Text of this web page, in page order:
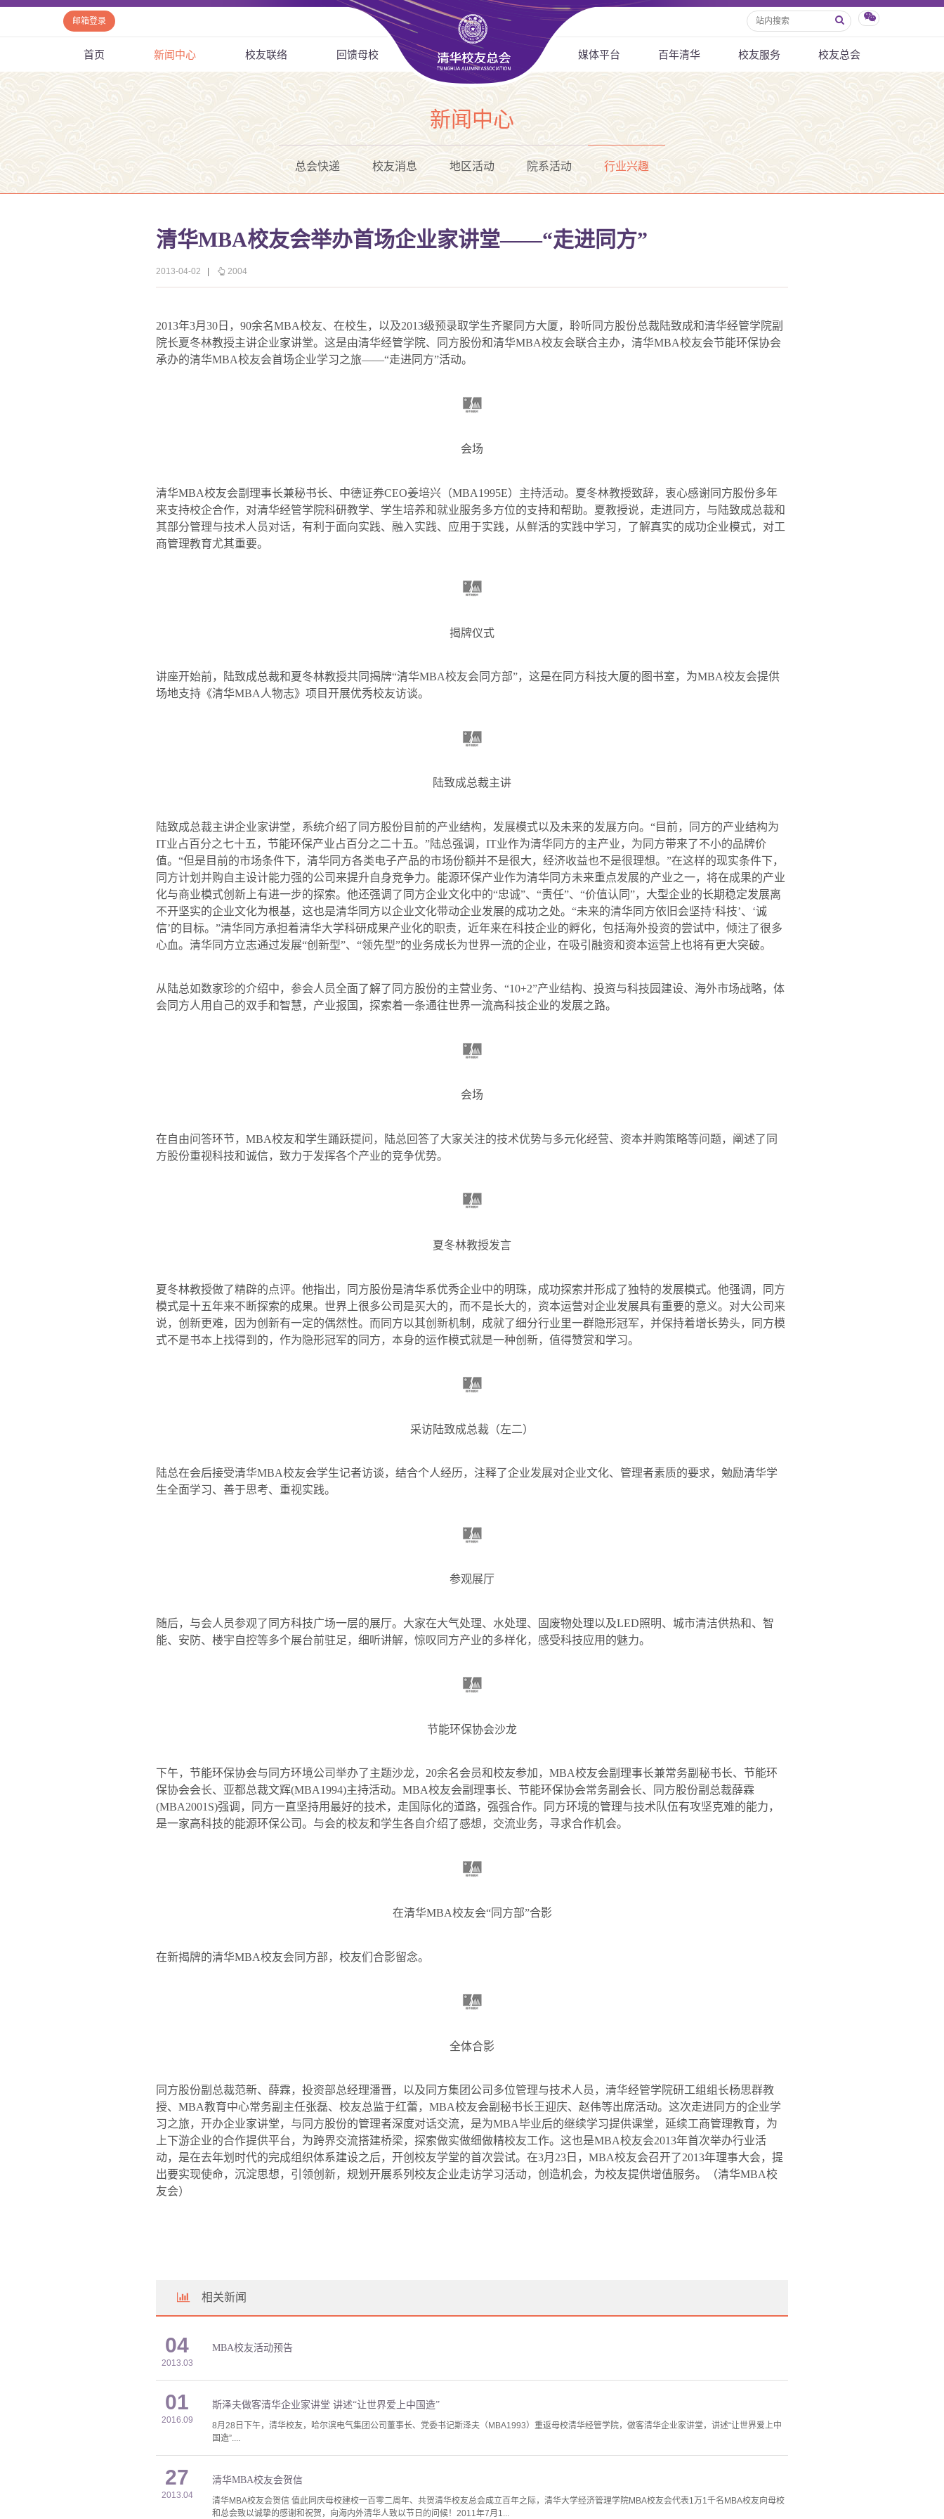
邮箱登录
首页 新闻中心 校友联络 回馈母校 媒体平台 百年清华 校友服务 校友总会
新闻中心
总会快递 校友消息 地区活动 院系活动 行业兴趣
清华MBA校友会举办首场企业家讲堂——“走进同方”
2013-04-02 2004
2013年3月 30 日， 90余名MBA校友、在校生，以及2013级预录取学生齐聚同方大厦，聆听同方股份总裁陆致成和清华经管学院副
院长夏冬林教授主讲企业家讲堂。这是由清华经管学院、同方股份和清华MBA校友会联合主办，清华MBA校友会节能环保协会
承办的清华MBA校友会首场企业学习之旅——“走进同方”活动。
会场
清华MBA校友会副理事长兼秘书长、中德证券CEO姜培兴（MBA1995E）主持活动。夏冬林教授致辞，衷心感谢同方股份多年
来支持校企合作，对清华经管学院科研教学、学生培养和就业服务多方位的支持和帮助。夏教授说，走进同方，与陆致成总裁和
其部分管理与技术人员对话，有利于面向实践、融入实践、应用于实践，从鲜活的实践中学习，了解真实的成功企业模式，对工
商管理教育尤其重要。
揭牌仪式
讲座开始前，陆致成总裁和夏冬林教授共同揭牌“清华MBA校友会同方部”，这是在同方科技大厦的图书室，为MBA校友会提供
场地支持《清华MBA 人物志》项目开展优秀校友访谈。
陆致成总裁主讲
陆致成总裁主讲企业家讲堂，系统介绍了同方股份目前的产业结构，发展模式以及未来的发展方向。“目前，同方的产业结构为
IT业占百分之七十五，节能环保产业占百分之二十五。”陆总强调， IT业作为清华同方的主产业，为同方带来了不小的品牌价
值。“但是目前的市场条件下，清华同方各类电子产品的市场份额并不是很大，经济收益也不是很理想。”在这样的现实条件下，
同方计划并购自主设计能力强的公司来提升自身竞争力。能源环保产业作为清华同方未来重点发展的产业之一，将在成果的产业
化与商业模式创新上有进一步的探索。他还强调了同方企业文化中的“忠诚”、“责任”、“价值认同”，大型企业的长期稳定发展离
不开坚实的企业文化为根基，这也是清华同方以企业文化带动企业发展的成功之处。“未来的清华同方依旧会坚持‘科技’、‘诚
信’的目标。”清华同方承担着清华大学科研成果产业化的职责，近年来在科技企业的孵化，包括海外投资的尝试中，倾注了很多
心血。清华同方立志通过发展“创新型”、“领先型”的业务成长为世界一流的企业，在吸引融资和资本运营上也将有更大突破。
从陆总如数家珍的介绍中，参会人员全面了解了同方股份的主营业务、“10+2”产业结构、投资与科技园建设、海外市场战略，体
会同方人用自己的双手和智慧，产业报国，探索着一条通往世界一流高科技企业的发展之路。
会场
在自由问答环节， MBA校友和学生踊跃提问，陆总回答了大家关注的技术优势与多元化经营、资本并购策略等问题，阐述了同
方股份重视科技和诚信，致力于发挥各个产业的竞争优势。
夏冬林教授发言
夏冬林教授做了精辟的点评。他指出，同方股份是清华系优秀企业中的明珠，成功探索并形成了独特的发展模式。他强调，同方
模式是十五年来不断探索的成果。世界上很多公司是买大的，而不是长大的，资本运营对企业发展具有重要的意义。对大公司来
说，创新更难，因为创新有一定的偶然性。而同方以其创新机制，成就了细分行业里一群隐形冠军，并保持着增长势头，同方模
式不是书本上找得到的，作为隐形冠军的同方，本身的运作模式就是一种创新，值得赞赏和学习。
采访陆致成总裁（左二）
陆总在会后接受清华MBA校友会学生记者访谈，结合个人经历，注释了企业发展对企业文化、管理者素质的要求，勉励清华学
生全面学习、善于思考、重视实践。
参观展厅
随后，与会人员参观了同方科技广场一层的展厅。大家在大气处理、水处理、固废物处理以及LED照明、城市清洁供热和、智
能、安防、楼宇自控等多个展台前驻足，细听讲解，惊叹同方产业的多样化，感受科技应用的魅力。
节能环保协会沙龙
下午，节能环保协会与同方环境公司举办了主题沙龙， 20余名会员和校友参加， MBA校友会副理事长兼常务副秘书长、节能环
保协会会长、亚都总裁文辉(MBA1994)主持活动。 MBA校友会副理事长、节能环保协会常务副会长、同方股份副总裁薛霖
(MBA2001S)强调，同方一直坚持用最好的技术，走国际化的道路，强强合作。同方环境的管理与技术队伍有攻坚克难的能力，
是一家高科技的能源环保公司。与会的校友和学生各自介绍了感想，交流业务，寻求合作机会。
在清华MBA校友会“同方部”合影
在新揭牌的清华MBA校友会同方部，校友们合影留念。
全体合影
同方股份副总裁范新、薛霖，投资部总经理潘晋，以及同方集团公司多位管理与技术人员，清华经管学院研工组组长杨思群教
授、 MBA教育中心常务副主任张磊、校友总监于红蕾， MBA校友会副秘书长王迎庆、赵伟等出席活动。这次走进同方的企业学
习之旅，开办企业家讲堂，与同方股份的管理者深度对话交流，是为MBA毕业后的继续学习提供课堂，延续工商管理教育，为
上下游企业的合作提供平台，为跨界交流搭建桥梁，探索做实做细做精校友工作。这也是MBA校友会2013年首次举办行业活
动，是在去年划时代的完成组织体系建设之后，开创校友学堂的首次尝试。在3月 23 日， MBA校友会召开了2013年理事大会，提
出要实现使命，沉淀思想，引领创新，规划开展系列校友企业走访学习活动，创造机会，为校友提供增值服务。（清华MBA校
友会）
相关新闻
04
2013.03
MBA校友活动预告
01
2016.09
斯泽夫做客清华企业家讲堂 讲述“让世界爱上中国造”
8月28日下午，清华校友，哈尔滨电气集团公司董事长、党委书记斯泽夫（MBA1993）重返母校清华经管学院，做客清华企业家讲堂，讲述“让世界爱上中
国造”....
27
2013.04
清华MBA校友会贺信
清华MBA校友会贺信 值此同庆母校建校一百零二周年、共贺清华校友总会成立百年之际，清华大学经济管理学院MBA校友会代表1万1千名MBA校友向母校
和总会致以诚挚的感谢和祝贺，向海内外清华人致以节日的问候！2011年7月1...